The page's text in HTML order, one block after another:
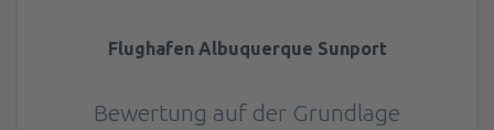
Flughafen Albuquerque Sunport
Bewertung auf der Grundlage